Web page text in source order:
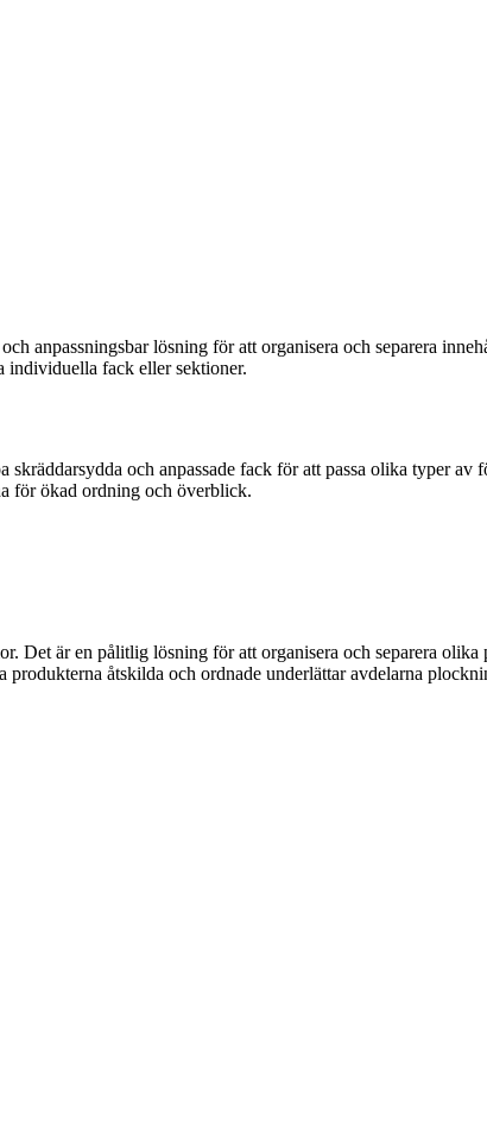
anpassningsbar lösning för att organisera och separera
individuella fack eller sektioner.
skräddarsydda och anpassade fack för att passa olika typer
för ökad ordning och överblick.
Det är en pålitlig lösning för att organisera och separera
produkterna åtskilda och ordnade underlättar avdelarna